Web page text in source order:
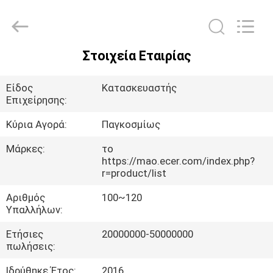
ΠΡΟΪΌΝΤΑ
ΠΕΡΊΠΟΥ
ΓΎΡΟΣ
ΠΟΙΟΤΙΚΌΣ
Technology
Στοιχεία Εταιρίας
Είδος
Επιχείρησης:
Κατασκευαστής
Κύρια Αγορά:
Παγκοσμίως
Μάρκες:
το
https://mao.ecer.com/index.php?
r=product/list
Αριθμός
Υπαλλήλων:
100~120
Ετήσιες
πωλήσεις:
20000000-50000000
Ιδρύθηκε Έτος:
2016